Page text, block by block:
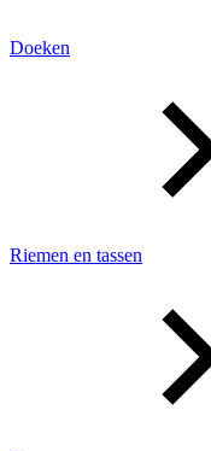
Doeken
Riemen en tassen